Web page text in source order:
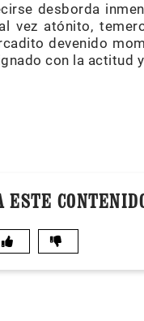
desborda
vez atónito,
devenido
con la actitud
ESTE